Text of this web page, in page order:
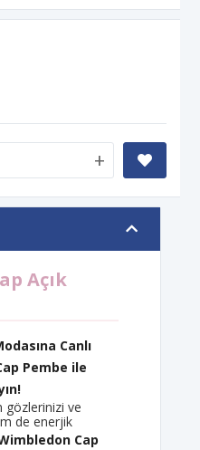
+
Açık
Canlı
Pembe ile
gözlerinizi ve
de enerjik
Cap